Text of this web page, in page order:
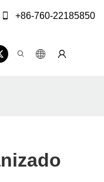
+86-760-22185850
SOLUCIÓN